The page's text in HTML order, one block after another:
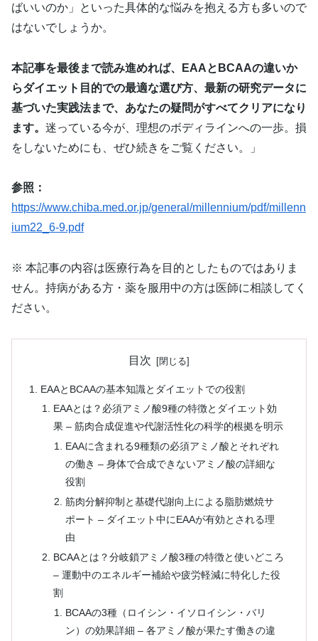
ばいいのか」といった具体的な悩みを抱える方も多いので
はないでしょうか。
本記事を最後まで読み進めれば、EAAとBCAAの違いか
らダイエット目的での最適な選び方、最新の研究データに
基づいた実践法まで、あなたの疑問がすべてクリアになり
ます。 迷っている今が、理想のボディラインへの一歩。損
をしないためにも、ぜひ続きをご覧ください。」
参照：
https://www.chiba.med.or.jp/general/millennium/pdf/millenn
ium22_6-9.pdf
※ 本記事の内容は医療行為を目的としたものではありま
せん。持病がある方・薬を服用中の方は医師に相談してく
ださい。
目次
EAAとBCAAの基本知識とダイエットでの役割
EAAとは？必須アミノ酸9種の特徴とダイエット効
果 – 筋肉合成促進や代謝活性化の科学的根拠を明示
EAAに含まれる9種類の必須アミノ酸とそれぞれ
の働き – 身体で合成できないアミノ酸の詳細な
役割
筋肉分解抑制と基礎代謝向上による脂肪燃焼サ
ポート – ダイエット中にEAAが有効とされる理
由
BCAAとは？分岐鎖アミノ酸3種の特徴と使いどころ
– 運動中のエネルギー補給や疲労軽減に特化した役
割
BCAAの3種（ロイシン・イソロイシン・バリ
ン）の効果詳細 – 各アミノ酸が果たす働きの違